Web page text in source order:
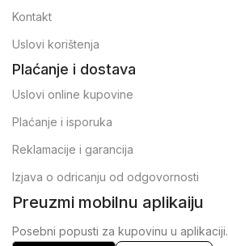
Kontakt
Uslovi korištenja
Plaćanje i dostava
Uslovi online kupovine
Plaćanje i isporuka
Reklamacije i garancija
Izjava o odricanju od odgovornosti
Preuzmi mobilnu aplikaiju
Posebni popusti za kupovinu u aplikaciji.